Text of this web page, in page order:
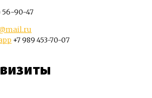
56-90-47
+7 989 453-70-07